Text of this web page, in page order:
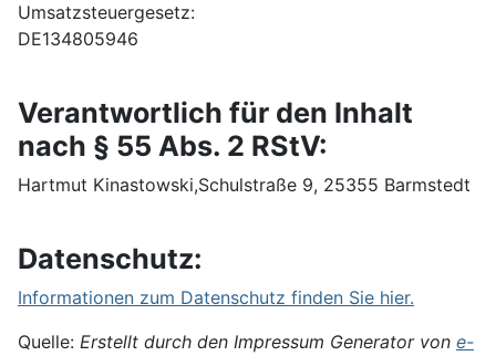
Umsatzsteuergesetz:
DE134805946
Verantwortlich für den Inhalt
nach § 55 Abs. 2 RStV:
Hartmut Kinastowski,Schulstraße 9, 25355 Barmstedt
Datenschutz:
Informationen zum Datenschutz finden Sie hier.
Quelle: Erstellt durch den Impressum Generator von e-